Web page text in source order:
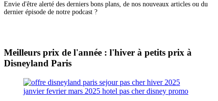
Envie d'être alerté des derniers bons plans, de nos nouveaux articles ou du
dernier épisode de notre podcast ?
Meilleurs prix de l'année : l'hiver à petits prix à
Disneyland Paris